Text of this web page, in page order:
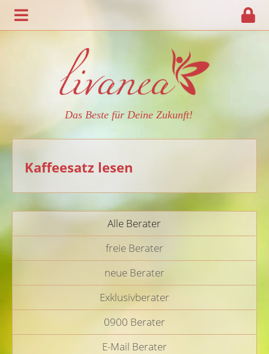
Das Beste für Deine Zukunft!
Kaffeesatz lesen
Alle Berater
freie Berater
neue Berater
Exklusivberater
0900 Berater
E-Mail Berater